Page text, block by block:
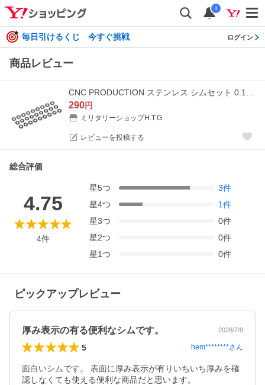
i
毎日引けるくじ 今すぐ挑戦 ログイン
商品レビュー
290円
ミリタリーショップH.T.G.
レビューを投稿する
総合評価
4.75
4件
星5つ 3件
星4つ 1件
星3つ 0件
星2つ 0件
星1つ 0件
ピックアップレビュー
厚み表示の有る便利なシムです。 2026/7/9
5 hem********さん
面白いシムです。 表面に厚み表示が有りいちいち厚みを確
認しなくても使える便利な商品だと思います。